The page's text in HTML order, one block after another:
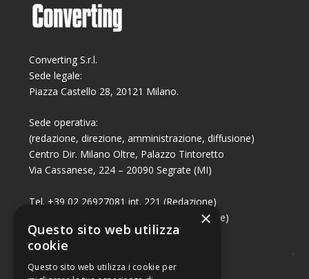
Converting S.r.l.
Sede legale:
Piazza Castello 28, 20121 Milano.
Sede operativa:
(redazione, direzione, amministrazione, diffusione)
Centro Dir. Milano Oltre, Palazzo Tintoretto
Via Cassanese, 224 – 20090 Segrate (MI)
Tel. +39 02 26927081 int. 221 (Redazione)
Tel. +39 02 26927081 int. 224 (Commerciale)
Fax +39 02 26951006
×
Questo sito web utilizza
cookie
Questo sito web utilizza i cookie per